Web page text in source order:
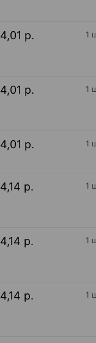
4,01 р. 1
4,01 р. 1
4,01 р. 1
4,14 р. 1
4,14 р. 1
4,14 р. 1